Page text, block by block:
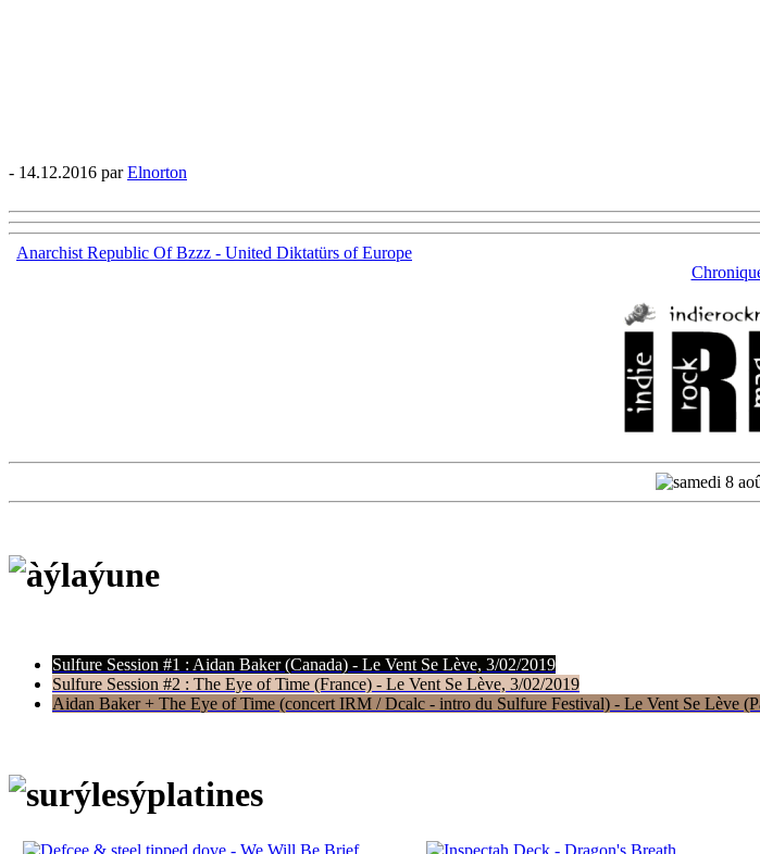
- 14.12.2016 parElnorton
Anarchist Republic Of Bzzz - United Diktatürs of Europe
Sulfure Session #1 : Aidan Baker (Canada) - Le Vent Se Lève, 3/02/2019
Sulfure Session #2 : The Eye of Time (France) - Le Vent Se Lève, 3/02/2019
Aidan Baker + The Eye of Time (concert IRM / Dcalc - intro du Sulfure Festival) - Le Vent Se Lève